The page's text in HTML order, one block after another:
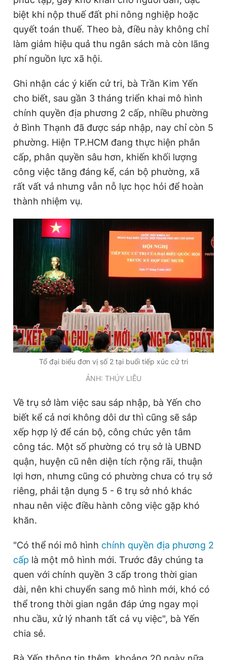
biệt khi nộp thuế đất phi nông nghiệp hoặc
quyết toán thuế. Theo bà, điều này không chỉ
làm giảm hiệu quả thu ngân sách mà còn lãng
phí nguồn lực xã hội.
Ghi nhận các ý kiến cử tri, bà Trần Kim Yến
cho biết, sau gần 3 tháng triển khai mô hình
chính quyền địa phương 2 cấp, nhiều phường
ở Bình Thạnh đã được sáp nhập, nay chỉ còn 5
phường. Hiện TP.HCM đang thực hiện phân
cấp, phân quyền sâu hơn, khiến khối lượng
công việc tăng đáng kể, cán bộ phường, xã
rất vất vả nhưng vẫn nỗ lực học hỏi để hoàn
thành nhiệm vụ.
Tổ đại biểu đơn vị số 2 tại buổi tiếp xúc cử tri
ẢNH: THÚY LIỄU
Về trụ sở làm việc sau sáp nhập, bà Yến cho
biết kể cả nơi không dôi dư thì cũng sẽ sắp
xếp hợp lý để cán bộ, công chức yên tâm
công tác. Một số phường có trụ sở là UBND
quận, huyện cũ nên diện tích rộng rãi, thuận
lợi hơn, nhưng cũng có phường chưa có trụ sở
riêng, phải tận dụng 5 - 6 trụ sở nhỏ khác
nhau nên việc điều hành công việc gặp khó
khăn.
"Có thể nói mô hình chính quyền địa phương 2
cấp là một mô hình mới. Trước đây chúng ta
quen với chính quyền 3 cấp trong thời gian
dài, nên khi chuyển sang mô hình mới, khó có
thể trong thời gian ngắn đáp ứng ngay mọi
nhu cầu, xử lý nhanh tất cả vụ việc", bà Yến
chia sẻ.